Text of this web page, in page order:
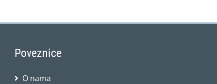
Poveznice
O nama